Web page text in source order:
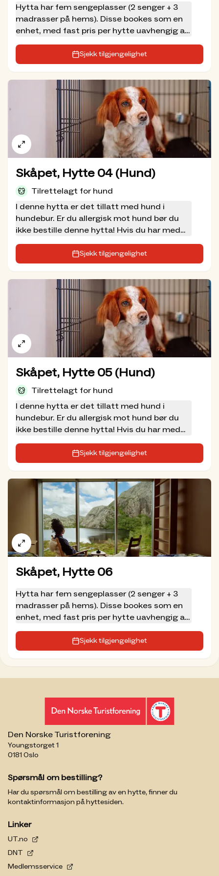
spillemidlene til Norsk Tipping.
Hytta har fem sengeplasser (2 senger + 3
madrasser på hems). Disse bookes som en
enhet, med fast pris per hytte uavhengig av
antall gjester (maks 5 personer per hytte).
Sjekk tilgjengelighet
Skåpet, Hytte 04 (Hund)
Tilrettelagt for hund
I denne hytta er det tillatt med hund i
hundebur. Er du allergisk mot hund bør du
ikke bestille denne hytta! Hvis du har med
deg hund må du velge pris for «Hele hytta
med hund» i handlekurven, ellers må hunden
ligge ute. Hytta har fem sengeplasser (2
senger + 3 madrasser på hems). Disse
bookes som en enhet, med fast pris per
hytte uavhengig av antall gjester (maks 5
Sjekk tilgjengelighet
Skåpet, Hytte 05 (Hund)
Tilrettelagt for hund
I denne hytta er det tillatt med hund i
hundebur. Er du allergisk mot hund bør du
ikke bestille denne hytta! Hvis du har med
deg hund må du velge pris for «Hele hytta
med hund» i handlekurven, ellers må hunden
ligge ute. Hytta har fem sengeplasser (2
senger + 3 madrasser på hems). Disse
bookes som en enhet, med fast pris per
hytte uavhengig av antall gjester (maks 5
personer per hytte).
Sjekk tilgjengelighet
Skåpet, Hytte 06
Hytta har fem sengeplasser (2 senger + 3
madrasser på hems). Disse bookes som en
enhet, med fast pris per hytte uavhengig av
antall gjester (maks 5 personer per hytte).
Sjekk tilgjengelighet
Den Norske Turistforening
Youngstorget 1
0181 Oslo
Spørsmål om bestilling?
Har du spørsmål om bestilling av en hytte, finner du
kontaktinformasjon på hyttesiden.
Linker
UT.no
DNT
Medlemsservice